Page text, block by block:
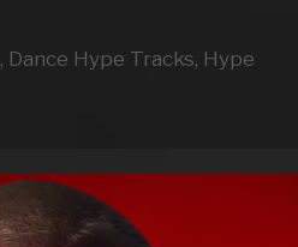
, Dance Hype Tracks, Hype